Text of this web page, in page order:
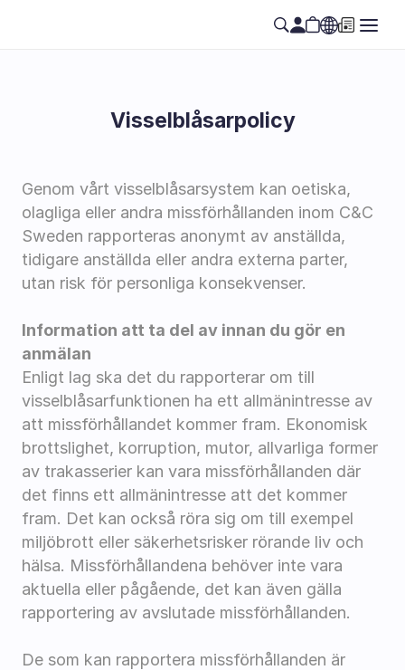
Visselblåsarpolicy
Genom vårt visselblåsarsystem kan oetiska,
olagliga eller andra missförhållanden inom C&C
Sweden rapporteras anonymt av anställda,
tidigare anställda eller andra externa parter,
utan risk för personliga konsekvenser.
Information att ta del av innan du gör en
anmälan
Enligt lag ska det du rapporterar om till
visselblåsarfunktionen ha ett allmänintresse av
att missförhållandet kommer fram. Ekonomisk
brottslighet, korruption, mutor, allvarliga former
av trakasserier kan vara missförhållanden där
det finns ett allmänintresse att det kommer
fram. Det kan också röra sig om till exempel
miljöbrott eller säkerhetsrisker rörande liv och
hälsa. Missförhållandena behöver inte vara
aktuella eller pågående, det kan även gälla
rapportering av avslutade missförhållanden.
De som kan rapportera missförhållanden är